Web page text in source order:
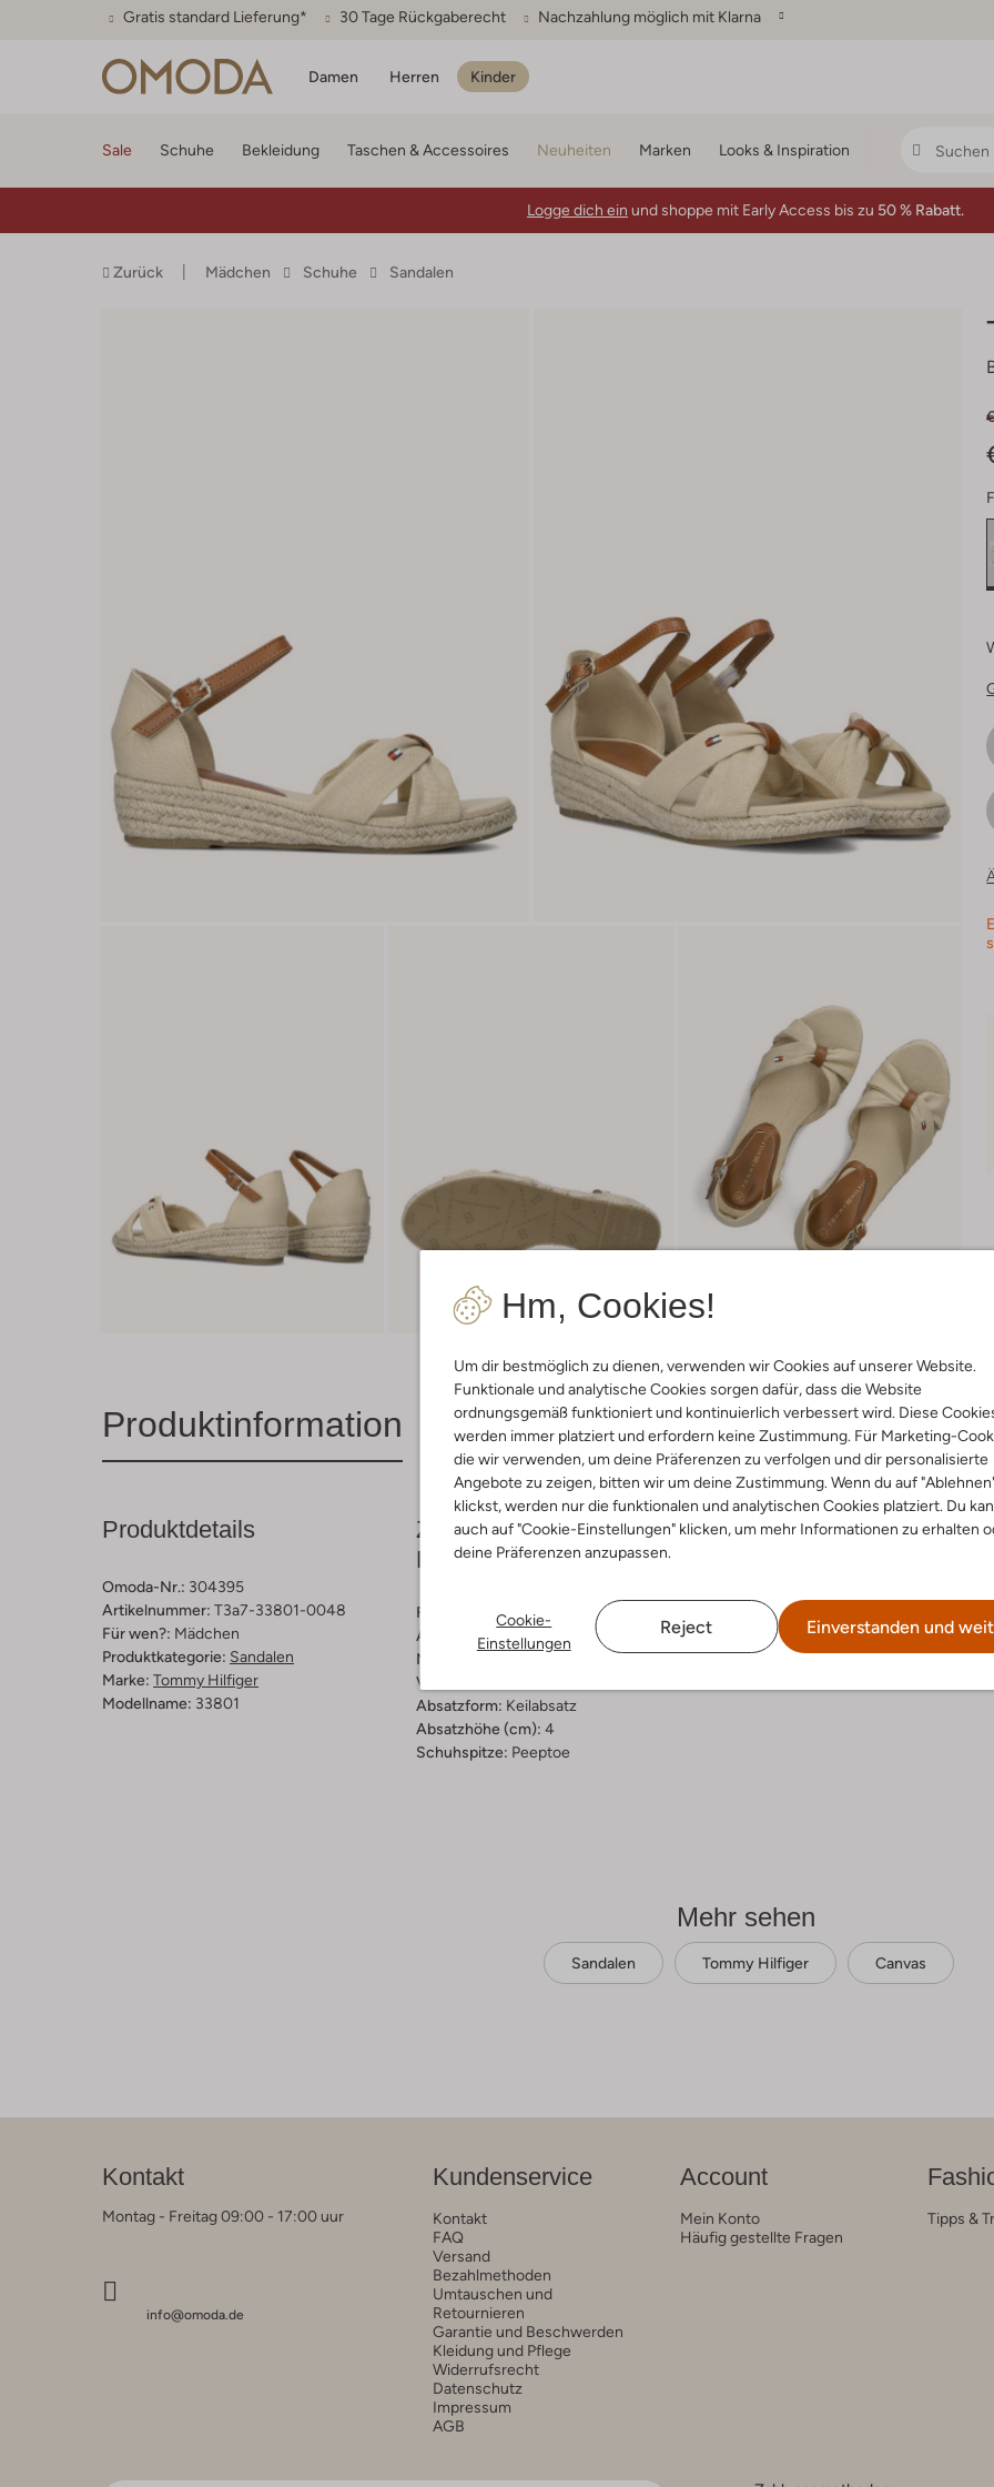
Gratis standard Lieferung* 30 Tage Rückgaberecht Nachzahlung möglich mit Klarna
Damen Herren Kinder
Hm, Cookies!
Um dir bestmöglich zu dienen, verwenden wir Cookies auf unserer Website.
Funktionale und analytische Cookies sorgen dafür, dass die Website
ordnungsgemäß funktioniert und kontinuierlich verbessert wird. Diese
werden immer platziert und erfordern keine Zustimmung. Für Marketing-
die wir verwenden, um deine Präferenzen zu verfolgen und dir personalisierte
Angebote zu zeigen, bitten wir um deine Zustimmung. Wenn du auf
klickst, werden nur die funktionalen und analytischen Cookies platziert. Du
auch auf "Cookie-Einstellungen" klicken, um mehr Informationen zu erhalten
deine Präferenzen anzupassen.
Cookie-
Einstellungen
Reject Einverstanden und
Sale Schuhe Bekleidung Taschen & Accessoires Neuheiten Marken Looks & Inspiration
Logge dich ein und shoppe mit Early Access bis zu 50 % Rabatt.
Zurück Mädchen Schuhe Sandalen
Produktinformation Lieferung & Rückgabe
Produktdetails
Omoda-Nr.: 304395
Artikelnummer: T3a7-33801-0048
Für wen?: Mädchen
Produktkategorie: Sandalen
Marke: Tommy Hilfiger
Modellname: 33801
Zusammensetzung &
Passform
Farbe :
Beige
Außenmaterial:Canvas
Material Sohle:
Verschluss:
Absatzform: Keilabsatz
Absatzhöhe (cm): 4
Schuhspitze: Peeptoe
Mehr sehen
Sandalen Tommy Hilfiger Canvas
Kontakt
Montag - Freitag 09:00 - 17:00 uur
info@omoda.de
Kundenservice
Kontakt
FAQ
Versand
Bezahlmethoden
Umtauschen und
Retournieren
Garantie und Beschwerden
Kleidung und Pflege
Widerrufsrecht
Datenschutz
Impressum
AGB
Account
Mein Konto
Häufig gestellte Fragen
Tipps &